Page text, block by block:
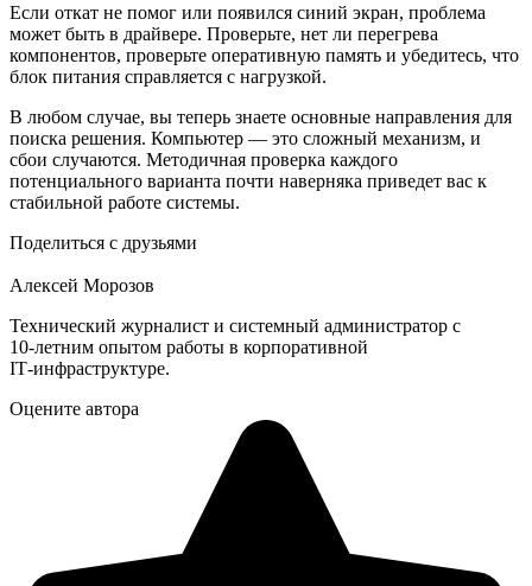
Если откат не помог или появился синий экран, проблема
может быть в драйвере. Проверьте, нет ли перегрева
компонентов, проверьте оперативную память и убедитесь, что
блок питания справляется с нагрузкой.
В любом случае, вы теперь знаете основные направления для
поиска решения. Компьютер — это сложный механизм, и
сбои случаются. Методичная проверка каждого
потенциального варианта почти наверняка приведет вас к
стабильной работе системы.
Поделиться с друзьями
Алексей Морозов
Технический журналист и системный администратор с
10‑летним опытом работы в корпоративной
IT‑инфраструктуре.
Оцените автора